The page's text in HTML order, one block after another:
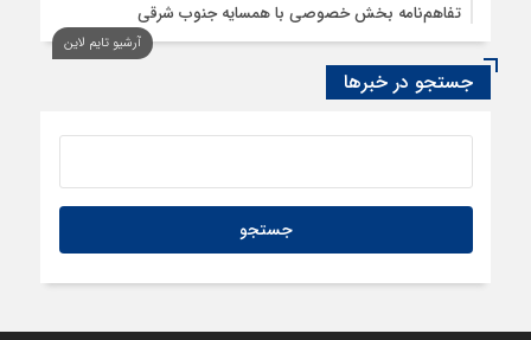
تفاهم‌نامه بخش خصوصی با همسایه جنوب شرقی
23 ساعت قبل
سود اقتصاد‌ها از هوش مصنوعی
آرشیو تایم لاین
جستجو در خبرها